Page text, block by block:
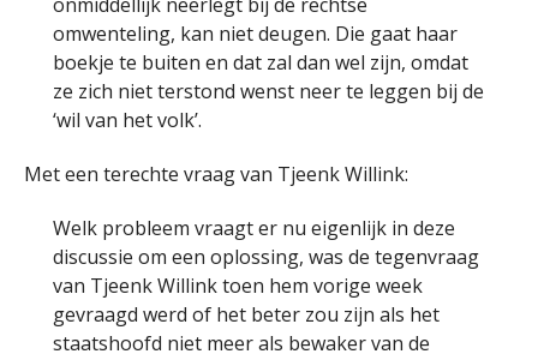
omwenteling, kan niet deugen. Die gaat haar
boekje te buiten en dat zal dan wel zijn, omdat
ze zich niet terstond wenst neer te leggen bij de
‘wil van het volk’.
Met een terechte vraag van Tjeenk Willink:
Welk probleem vraagt er nu eigenlijk in deze
discussie om een oplossing, was de tegenvraag
van Tjeenk Willink toen hem vorige week
gevraagd werd of het beter zou zijn als het
staatshoofd niet meer als bewaker van de